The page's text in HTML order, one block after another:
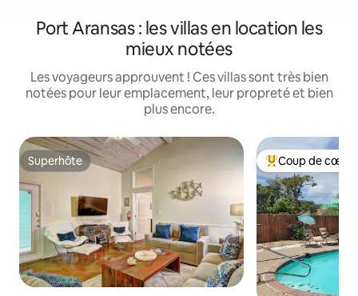
Port Aransas : les villas en location les
mieux notées
Les voyageurs approuvent ! Ces villas sont très bien
notées pour leur emplacement, leur propreté et bien
plus encore.
Superhôte
Superhôte Coups de cœur
Coup de cœur